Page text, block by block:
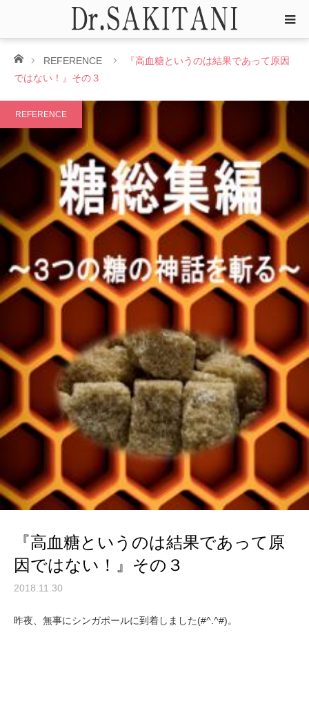
ホームREFERENCE
『高血糖というのは結果であって原因
ではない！』その３
REFERENCE
『高血糖というのは結果であって原
因ではない！』その３
2018.11.30
昨夜、無事にシンガポールに到着しました(#^.^#)。